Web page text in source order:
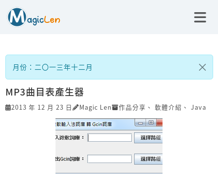
月份：二〇一三年十二月
MP3曲目表產生器
2013 年 12 月 23 日 Magic Len 作品分享 、 軟體介紹 、 Java